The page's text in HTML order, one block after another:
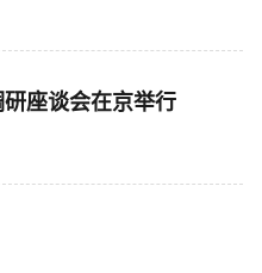
座谈会在京举行